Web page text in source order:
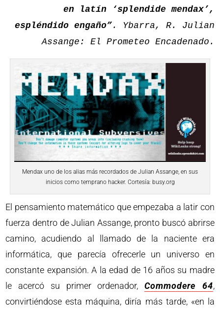
en latín ‘splendide mendax’,
espléndido engaño”. Ybarra, R. Julian
Assange: El Prometeo Encadenado.
Mendax uno de los alias más recordados de Julian Assange, en sus
inicios como temprano hacker. Cortesía: busy.org
El pensamiento matemático que empezaba a latir con
fuerza dentro de Julian Assange, pronto buscó abrirse
camino, acudiendo al llamado de la naciente era
informática, que parecía ofrecerle un universo en
constante expansión. A la edad de 16 años su madre
le acercó su primer ordenador,Commodere 64,
convirtiéndose esta máquina, diría más tarde, «en la